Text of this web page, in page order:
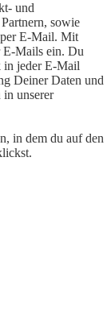
und
sowie
E-Mail. Mit
E-Mails ein. Du
in jeder E-Mail
Deiner Daten und
unserer
in dem du auf den